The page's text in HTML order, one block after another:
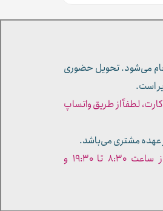
می‌شود. تحویل حضوری
است.
لطفاً از طریق واتساپ
عهده مشتری می‌باشد.
- ساعات کاری فروشگاه: شنبه تا چهارشنبه از ساعت ۸:۳۰ تا ۱۹:۳۰ و